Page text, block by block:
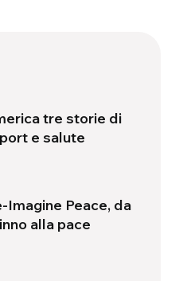
tre storie di
e salute
Imagine Peace, da
alla pace